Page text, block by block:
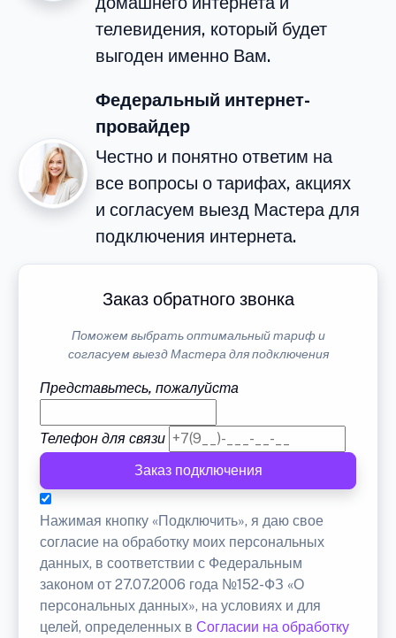
телевидения, который будет
выгоден именно Вам.
Федеральный интернет-
провайдер
Честно и понятно ответим на
все вопросы о тарифах, акциях
и согласуем выезд Мастера для
подключения интернета.
Заказ обратного звонка
Поможем выбрать оптимальный тариф и
согласуем выезд Мастера для подключения
Представьтесь, пожалуйста
Телефон для связи
Заказ подключения
Нажимая кнопку «Подключить», я даю свое
согласие на обработку моих персональных
данных, в соответствии с Федеральным
законом от 27.07.2006 года №152-ФЗ «О
персональных данных», на условиях и для
целей, определенных в Согласии на обработку